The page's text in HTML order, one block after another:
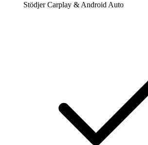
Stödjer Carplay & Android Auto